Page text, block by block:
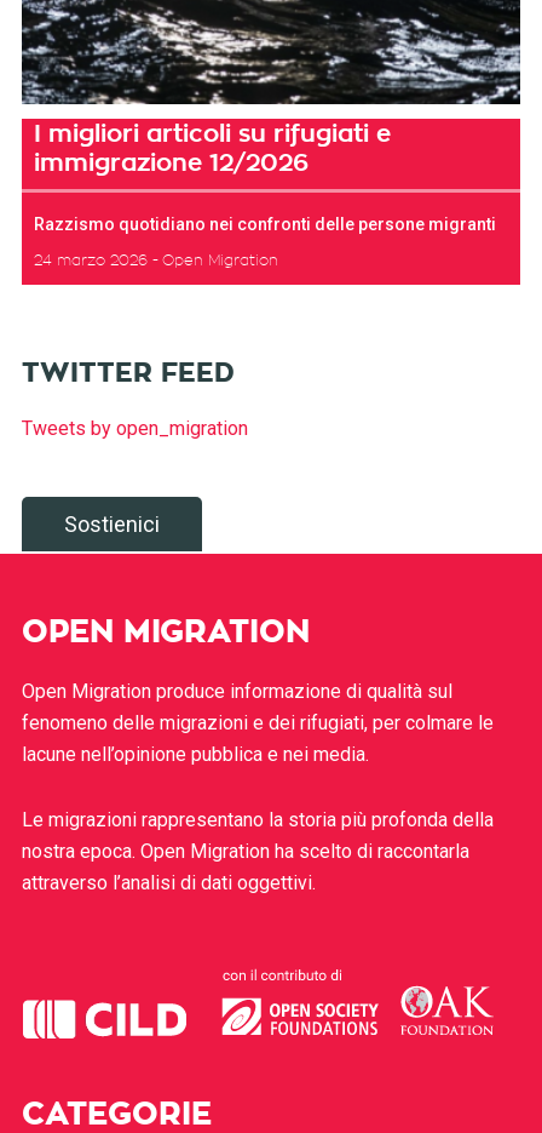
I migliori articoli su rifugiati e
immigrazione 12/2026
Razzismo quotidiano nei confronti delle persone migranti
24 marzo 2026 Open Migration
TWITTER FEED
Tweets by open_migration
Sostienici
OPEN MIGRATION
Open Migration produce informazione di qualità sul
fenomeno delle migrazioni e dei rifugiati, per colmare le
lacune nell’opinione pubblica e nei media.
Le migrazioni rappresentano la storia più profonda della
nostra epoca. Open Migration ha scelto di raccontarla
attraverso l’analisi di dati oggettivi.
CATEGORIE